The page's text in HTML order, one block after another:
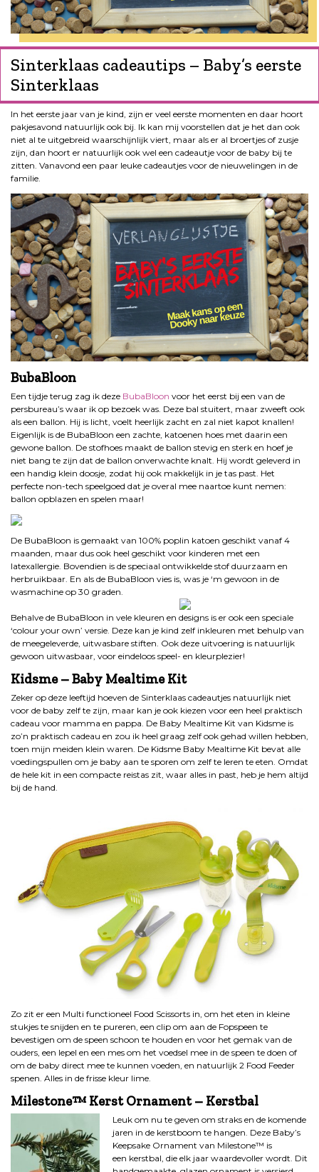
Sinterklaas cadeautips – Baby’s eerste
Sinterklaas
In het eerste jaar van je kind, zijn er veel eerste momenten en daar hoort
pakjesavond natuurlijk ook bij. Ik kan mij voorstellen dat je het dan ook
niet al te uitgebreid waarschijnlijk viert, maar als er al broertjes of zusje
zijn, dan hoort er natuurlijk ook wel een cadeautje voor de baby bij te
zitten. Vanavond een paar leuke cadeautjes voor de nieuwelingen in de
familie.
BubaBloon
Een tijdje terug zag ik deze BubaBloon voor het eerst bij een van de
persbureau’s waar ik op bezoek was. Deze bal stuitert, maar zweeft ook
als een ballon. Hij is licht, voelt heerlijk zacht en zal niet kapot knallen!
Eigenlijk is de BubaBloon een zachte, katoenen hoes met daarin een
gewone ballon. De stofhoes maakt de ballon stevig en sterk en hoef je
niet bang te zijn dat de ballon onverwachte knalt. Hij wordt geleverd in
een handig klein doosje, zodat hij ook makkelijk in je tas past. Het
perfecte non-tech speelgoed dat je overal mee naartoe kunt nemen:
ballon opblazen en spelen maar!
De BubaBloon is gemaakt van 100% poplin katoen geschikt vanaf 4
maanden, maar dus ook heel geschikt voor kinderen met een
latexallergie. Bovendien is de speciaal ontwikkelde stof duurzaam en
herbruikbaar. En als de BubaBloon vies is, was je ‘m gewoon in de
wasmachine op 30 graden.
Behalve de BubaBloon in vele kleuren en designs is er ook een speciale
‘colour your own’ versie. Deze kan je kind zelf inkleuren met behulp van
de meegeleverde, uitwasbare stiften. Ook deze uitvoering is natuurlijk
gewoon uitwasbaar, voor eindeloos speel- en kleurplezier!
Kidsme – Baby Mealtime Kit
Zeker op deze leeftijd hoeven de Sinterklaas cadeautjes natuurlijk niet
voor de baby zelf te zijn, maar kan je ook kiezen voor een heel praktisch
cadeau voor mamma en pappa. De Baby Mealtime Kit van Kidsme is
zo’n praktisch cadeau en zou ik heel graag zelf ook gehad willen hebben,
toen mijn meiden klein waren. De Kidsme Baby Mealtime Kit bevat alle
voedingspullen om je baby aan te sporen om zelf te leren te eten. Omdat
de hele kit in een compacte reistas zit, waar alles in past, heb je hem altijd
bij de hand.
Zo zit er een Multi functioneel Food Scissorts in, om het eten in kleine
stukjes te snijden en te pureren, een clip om aan de Fopspeen te
bevestigen om de speen schoon te houden en voor het gemak van de
ouders, een lepel en een mes om het voedsel mee in de speen te doen of
om de baby direct mee te kunnen voeden, en natuurlijk 2 Food Feeder
spenen. Alles in de frisse kleur lime.
Milestone™ Kerst Ornament – Kerstbal
Leuk om nu te geven om straks en de komende
jaren in de kerstboom te hangen. Deze Baby’s
Keepsake Ornament van Milestone™ is
een kerstbal, die elk jaar waardevoller wordt. Dit